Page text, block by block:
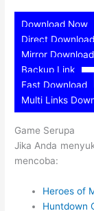
Download Now
Direct Download
Mirror Download
Backup Link
Fast Download
Multi Links
Game Serupa
Jika Anda
mencoba:
Heroes of
Huntdown